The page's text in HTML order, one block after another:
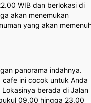
WIB dan berlokasi di
akan menemukan
yang akan
panorama indahnya.
ini cocok untuk Anda
berada di Jalan
09.00 hingga 23.00